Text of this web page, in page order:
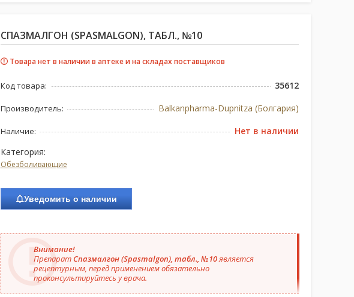
СПАЗМАЛГОН (SPASMALGON), ТАБЛ., №10
Товара нет в наличии в аптеке и на складах поставщиков
Код товара: 35612
Производитель: Balkanpharma-Dupnitza (Болгария)
Наличие:
Нет в наличии
Категория:
Обезболивающие
Уведомить о наличии
Внимание!
Препарат Спазмалгон (Spasmalgon), табл., №10является
рецептурным, перед применением обязательно
проконсультируйтесь у врача.